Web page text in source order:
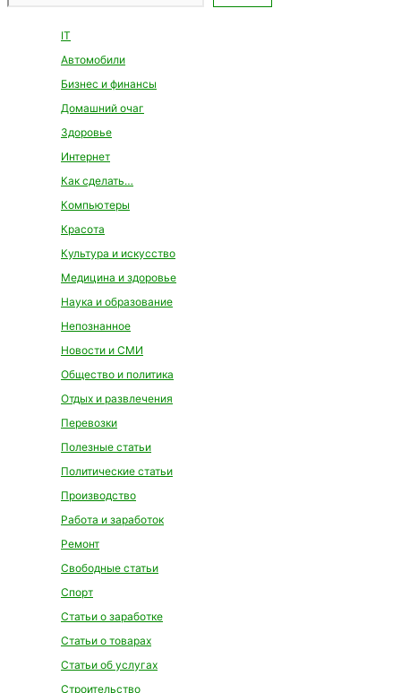
IT
Автомобили
Бизнес и финансы
Домашний очаг
Здоровье
Интернет
Как сделать…
Компьютеры
Красота
Культура и искусство
Медицина и здоровье
Наука и образование
Непознанное
Новости и СМИ
Общество и политика
Отдых и развлечения
Перевозки
Полезные статьи
Политические статьи
Производство
Работа и заработок
Ремонт
Свободные статьи
Спорт
Статьи о заработке
Статьи о товарах
Статьи об услугах
Строительство